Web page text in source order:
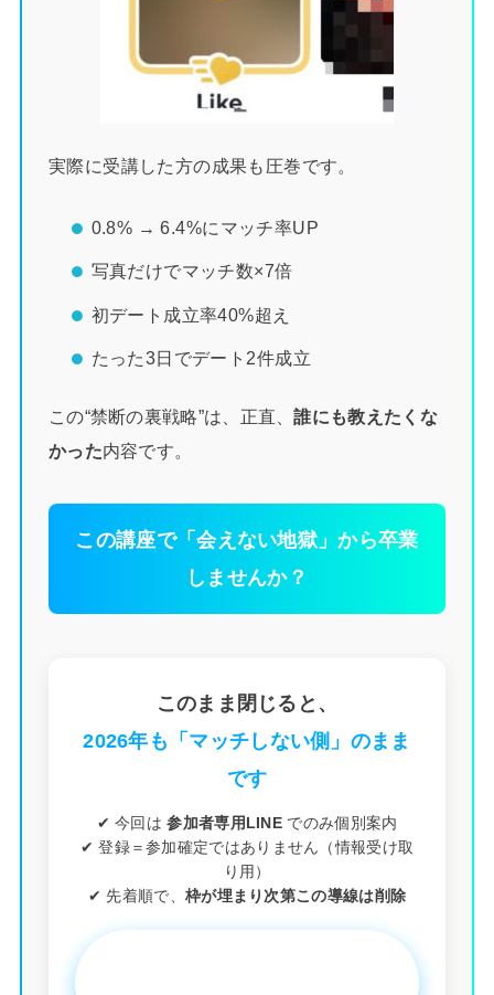
実際に受講した方の成果も圧巻です。
0.8% → 6.4%にマッチ率UP
写真だけでマッチ数×7倍
初デート成立率40%超え
たった3日でデート2件成立
この“禁断の裏戦略”は、正直、誰にも教えたくな
かった内容です。
この講座で「会えない地獄」から卒業
しませんか？
このまま閉じると、
2026年も「マッチしない側」のまま
です
✔ 今回は参加者専用LINE でのみ個別案内
✔ 登録＝参加確定ではありません（情報受け取
り用）
✔ 先着順で、 枠が埋まり次第この導線は削除